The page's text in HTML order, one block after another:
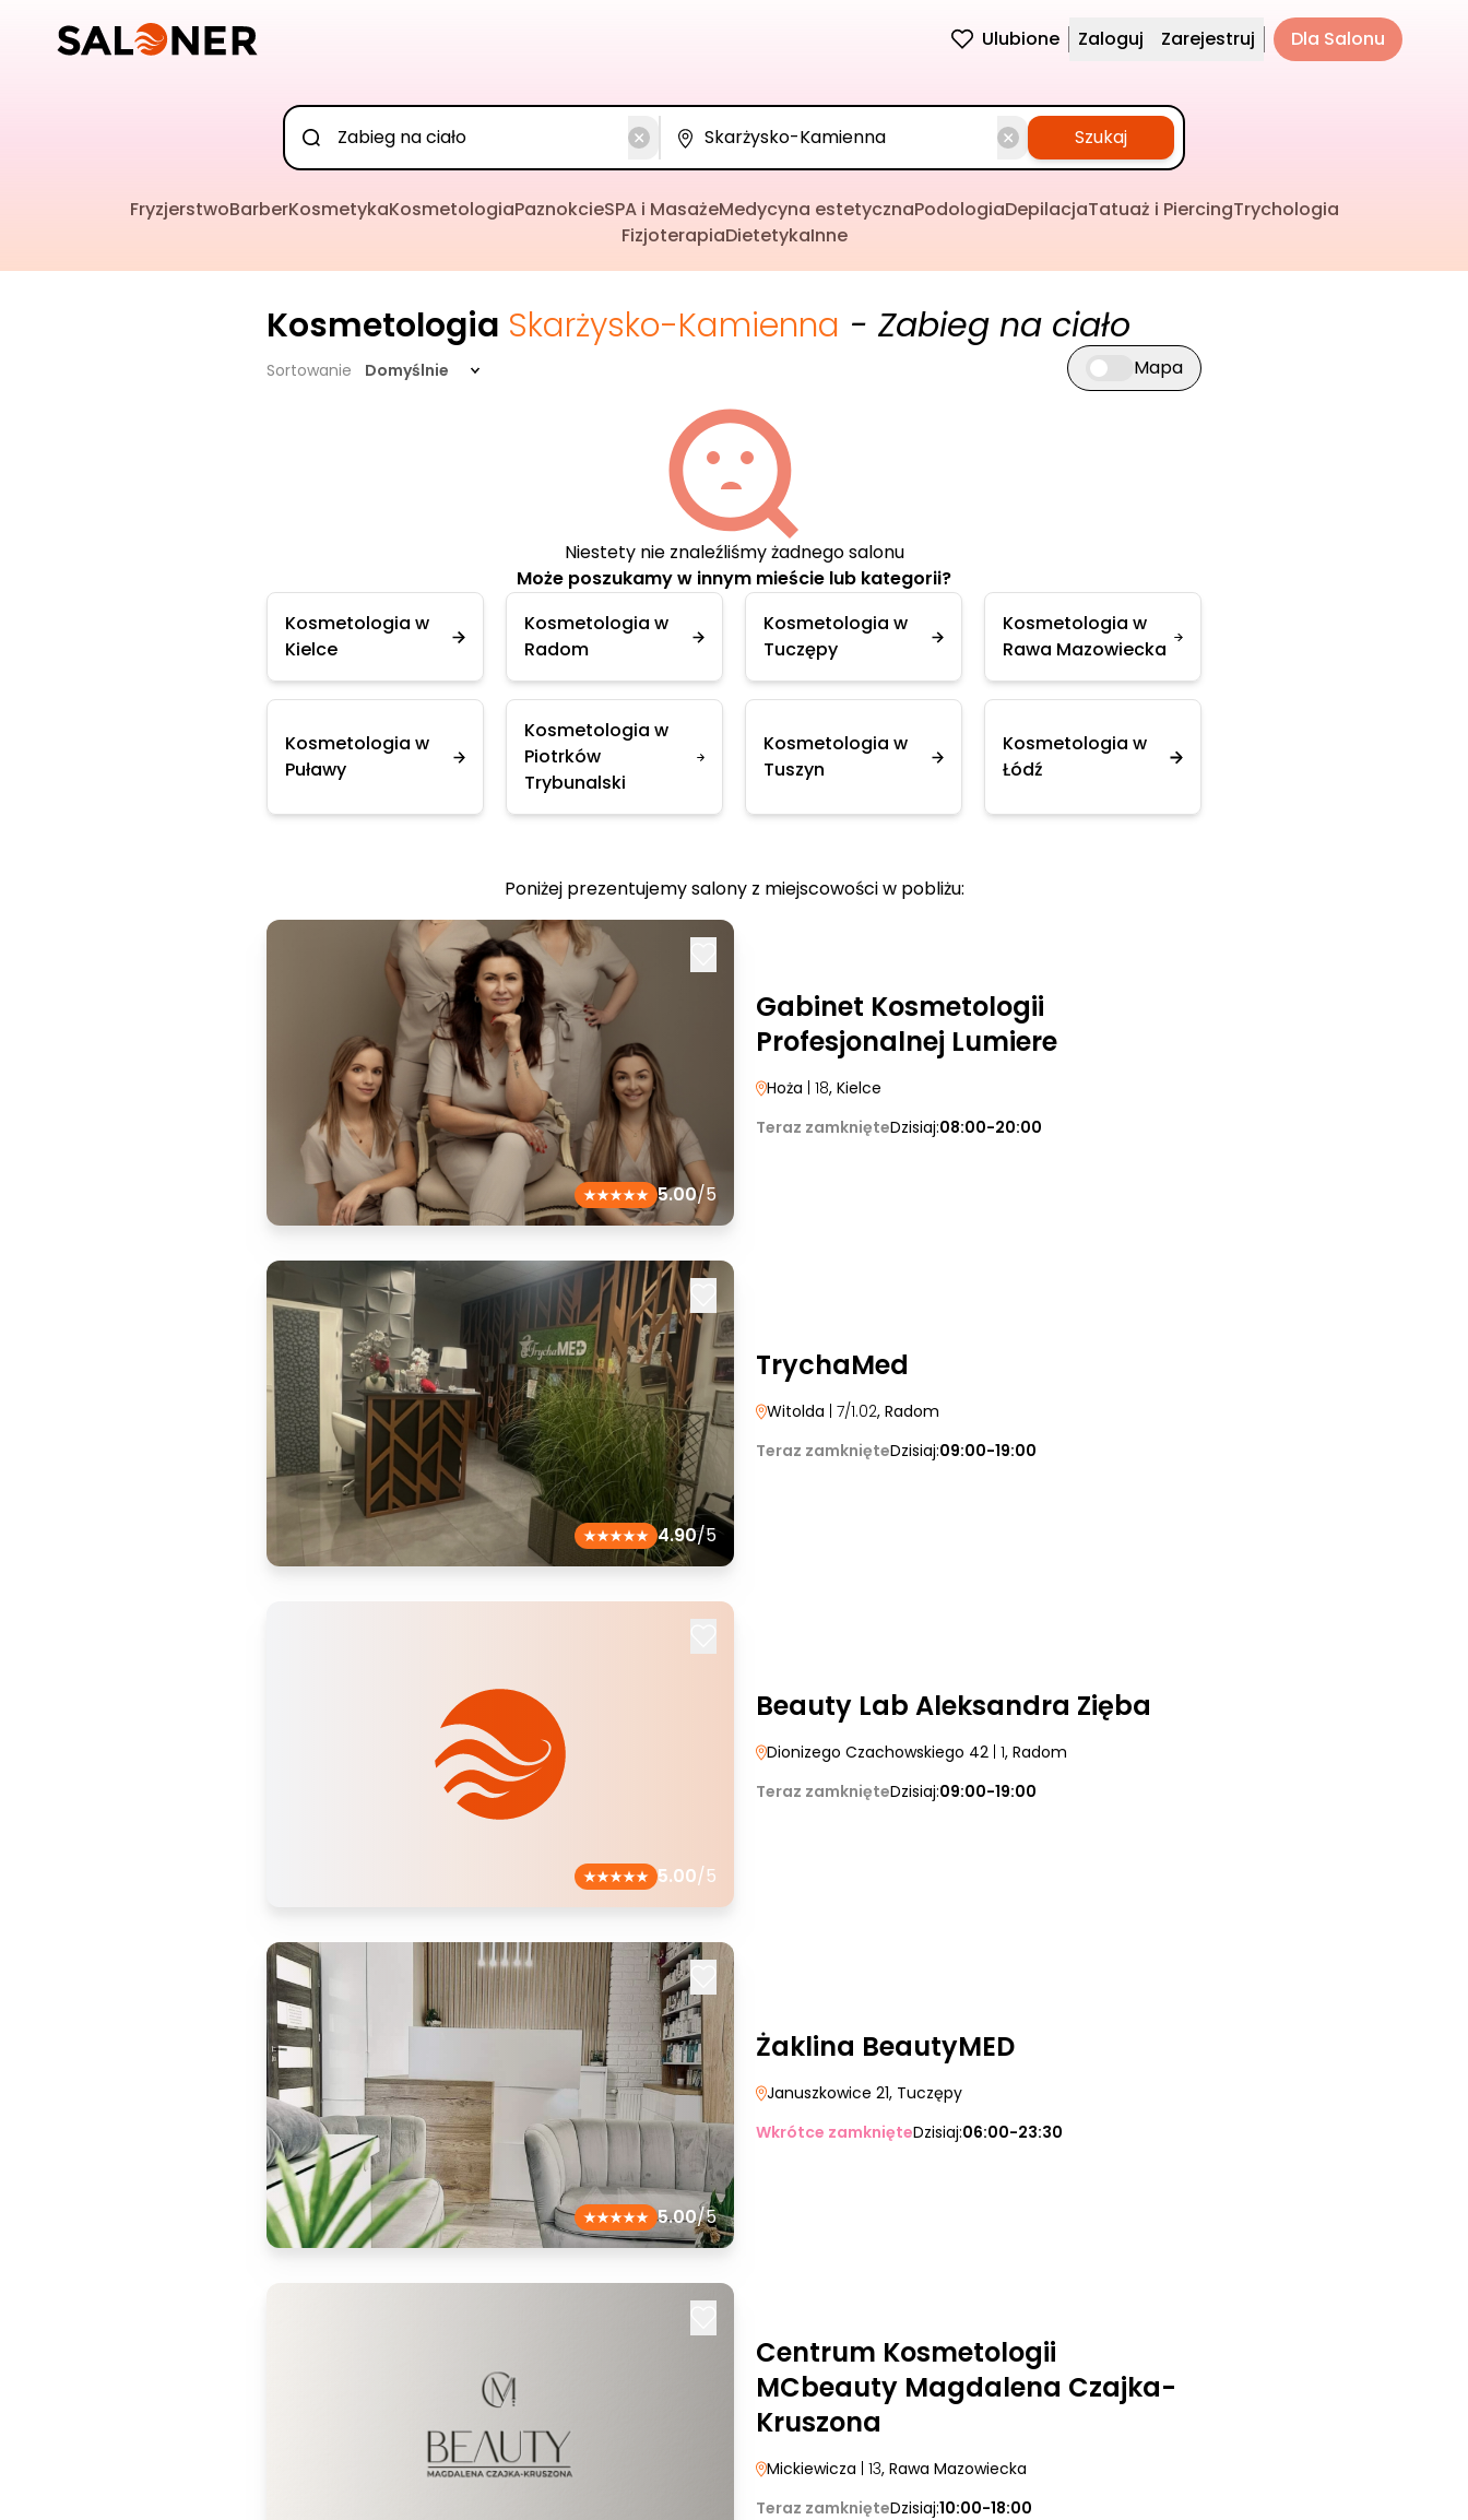
Ulubione Zaloguj Zarejestruj Dla Salonu
Szukaj
FryzjerstwoBarberKosmetykaKosmetologiaPaznokcieSPA i MasażeMedycyna estetycznaPodologiaDepilacjaTatuaż i PiercingTrychologia
FizjoterapiaDietetykaInne
Kosmetologia Skarżysko-Kamienna - Zabieg na ciało
Sortowanie Domyślnie Przełącz widok mapy
Mapa
Niestety nie znaleźliśmy żadnego salonu
Może poszukamy w innym mieście lub kategorii?
Kosmetologia w
Kielce
Kosmetologia w
Radom
Kosmetologia w
Tuczępy
Kosmetologia w
Rawa Mazowiecka
Kosmetologia w
Puławy
Kosmetologia w
Piotrków
Trybunalski
Kosmetologia w
Tuszyn
Kosmetologia w
Łódź
Poniżej prezentujemy salony z miejscowości w pobliżu:
5.00/5
Gabinet Kosmetologii
Profesjonalnej Lumiere
Hoża | 18, Kielce
Teraz zamknięteDzisiaj:08:00-20:00
4.90/5
TrychaMed
Witolda | 7/1.02, Radom
Teraz zamknięteDzisiaj:09:00-19:00
5.00/5
Beauty Lab Aleksandra Zięba
Dionizego Czachowskiego 42 | 1, Radom
Teraz zamknięteDzisiaj:09:00-19:00
5.00/5
Żaklina BeautyMED
Januszkowice 21, Tuczępy
Wkrótce zamknięteDzisiaj:06:00-23:30
Centrum Kosmetologii
MCbeauty Magdalena Czajka-
Kruszona
Mickiewicza | 13, Rawa Mazowiecka
Teraz zamknięteDzisiaj:10:00-18:00